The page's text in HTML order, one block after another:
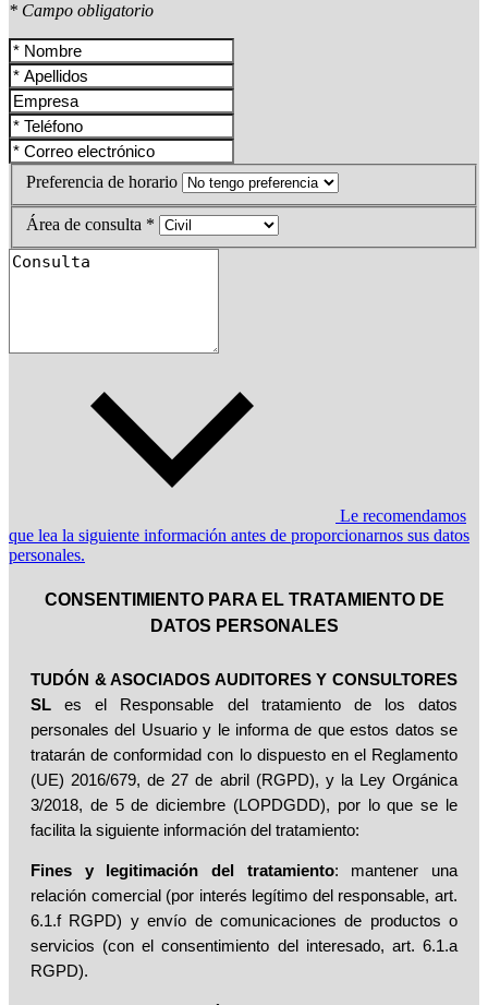
* Campo obligatorio
Preferencia de horario
Área de consulta *
Le recomendamos
que lea la siguiente información antes de proporcionarnos sus datos
personales.
CONSENTIMIENTO PARA EL TRATAMIENTO DE
DATOS PERSONALES
TUDÓN & ASOCIADOS AUDITORES Y CONSULTORES
SL es el Responsable del tratamiento de los datos
personales del Usuario y le informa de que estos datos se
tratarán de conformidad con lo dispuesto en el Reglamento
(UE) 2016/679, de 27 de abril (RGPD), y la Ley Orgánica
3/2018, de 5 de diciembre (LOPDGDD), por lo que se le
facilita la siguiente información del tratamiento:
Fines y legitimación del tratamiento: mantener una
relación comercial (por interés legítimo del responsable, art.
6.1.f RGPD) y envío de comunicaciones de productos o
servicios (con el consentimiento del interesado, art. 6.1.a
RGPD).